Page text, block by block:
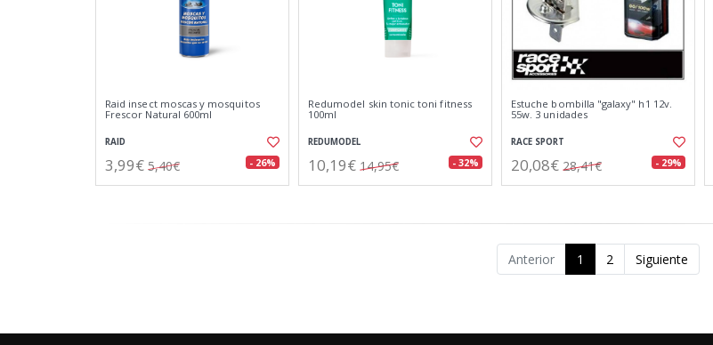
Raid insect moscas y mosquitos
Frescor Natural 600ml
RAID
3,99€ 5,40€ - 26%
Redumodel skin tonic toni fitness
100ml
REDUMODEL
10,19€ 14,95€ - 32%
Estuche bombilla "galaxy" h1 12v.
55w. 3 unidades
RACE SPORT
20,08€ 28,41€ - 29%
Anterior 1 2 Siguiente